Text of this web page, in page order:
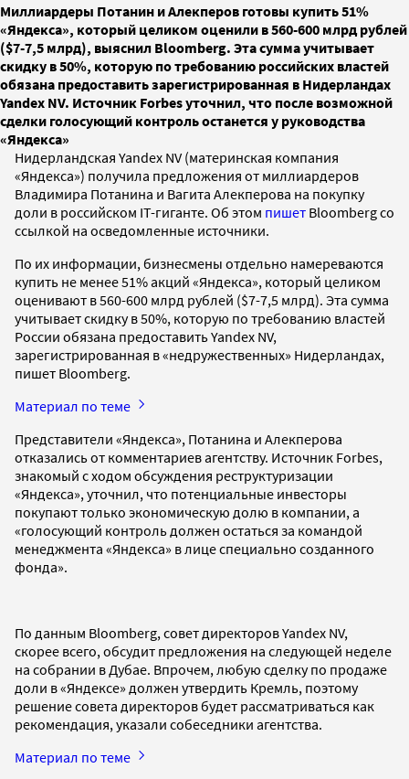
Миллиардеры Потанин и Алекперов готовы купить 51%
«Яндекса», который целиком оценили в 560-600 млрд рублей
($7-7,5 млрд), выяснил Bloomberg. Эта сумма учитывает
скидку в 50%, которую по требованию российских властей
обязана предоставить зарегистрированная в Нидерландах
Yandex NV. Источник Forbes уточнил, что после возможной
сделки голосующий контроль останется у руководства
«Яндекса»
Нидерландская Yandex NV (материнская компания
«Яндекса») получила предложения от миллиардеров
Владимира Потанина и Вагита Алекперова на покупку
доли в российском IT-гиганте. Об этом пишет Bloomberg со
ссылкой на осведомленные источники.
По их информации, бизнесмены отдельно намереваются
купить не менее 51% акций «Яндекса», который целиком
оценивают в 560-600 млрд рублей ($7-7,5 млрд). Эта сумма
учитывает скидку в 50%, которую по требованию властей
России обязана предоставить Yandex NV,
зарегистрированная в «недружественных» Нидерландах,
пишет Bloomberg.
Материал по теме
Представители «Яндекса», Потанина и Алекперова
отказались от комментариев агентству. Источник Forbes,
знакомый с ходом обсуждения реструктуризации
«Яндекса», уточнил, что потенциальные инвесторы
покупают только экономическую долю в компании, а
«голосующий контроль должен остаться за командой
менеджмента «Яндекса» в лице специально созданного
фонда».
По данным Bloomberg, совет директоров Yandex NV,
скорее всего, обсудит предложения на следующей неделе
на собрании в Дубае. Впрочем, любую сделку по продаже
доли в «Яндексе» должен утвердить Кремль, поэтому
решение совета директоров будет рассматриваться как
рекомендация, указали собеседники агентства.
Материал по теме